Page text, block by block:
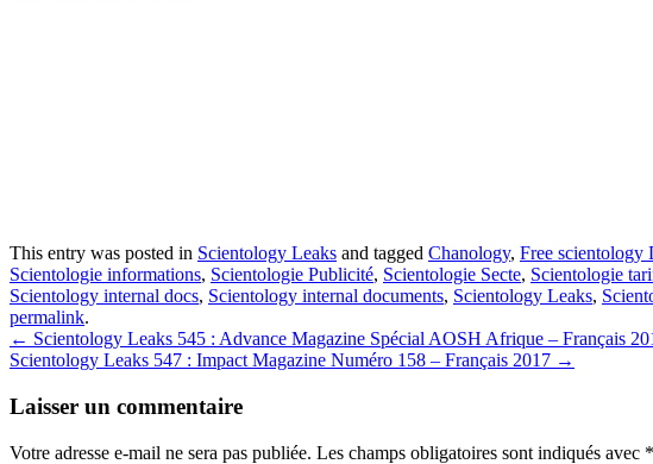
This entry was posted in Scientology Leaks and tagged Chanology, Free scientology
Scientologie informations, Scientologie Publicité, Scientologie Secte, Scientologie
Scientology internal docs, Scientology internal documents, Scientology Leaks,
permalink.
Post
navigation
← Scientology Leaks 545 : Advance Magazine Spécial AOSH Afrique – Français
Scientology Leaks 547 : Impact Magazine Numéro 158 – Français 2017 →
Laisser un commentaire
Votre adresse e-mail ne sera pas publiée. Les champs obligatoires sont indiqués avec *